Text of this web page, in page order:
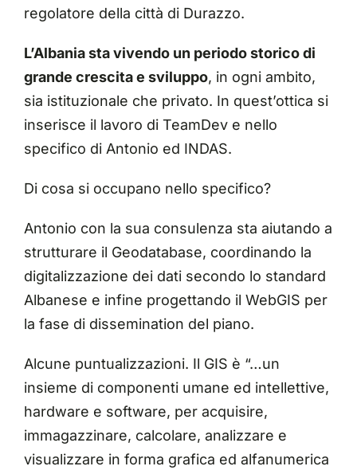
regolatore della città di Durazzo.
L’Albania sta vivendo un periodo storico di
grande crescita e sviluppo, in ogni ambito,
sia istituzionale che privato. In quest’ottica si
inserisce il lavoro di TeamDev e nello
specifico di Antonio ed INDAS.
Di cosa si occupano nello specifico?
Antonio con la sua consulenza sta aiutando a
strutturare il Geodatabase, coordinando la
digitalizzazione dei dati secondo lo standard
Albanese e infine progettando il WebGIS per
la fase di dissemination del piano.
Alcune puntualizzazioni. Il GIS è “…un
insieme di componenti umane ed intellettive,
hardware e software, per acquisire,
immagazzinare, calcolare, analizzare e
visualizzare in forma grafica ed alfanumerica